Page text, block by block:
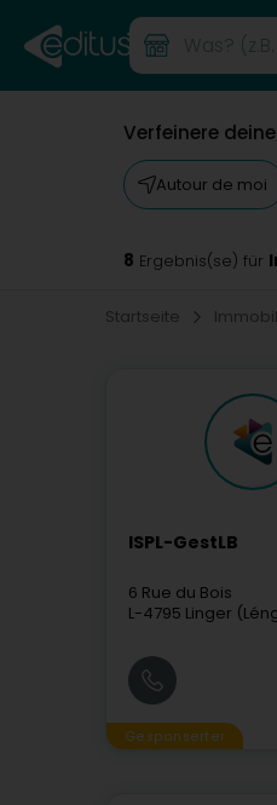
Verfeinere
Autour de moi
8 Ergebnis(se) für
Startseite
ISPL-GestLB
6 Rue du Bois
L-4795 Linger
Gesponserter